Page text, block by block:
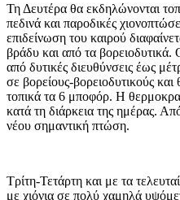
Τη Δευτέρα θα εκδηλώνονται
πεδινά και παροδικές
επιδείνωση του καιρού
βράδυ και από τα
από δυτικές διευθύνσεις έως
σε βορείους-βορειοδυτικούς
τοπικά τα 6 μποφόρ. Η
κατά τη διάρκεια της ημέρας.
νέου σημαντική πτώση.
Τρίτη-Τετάρτη και με τα
με χιόνια σε πολύ χαμηλά